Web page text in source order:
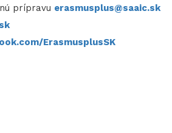
prípravu erasmusplus@saaic.sk
ErasmusplusSK